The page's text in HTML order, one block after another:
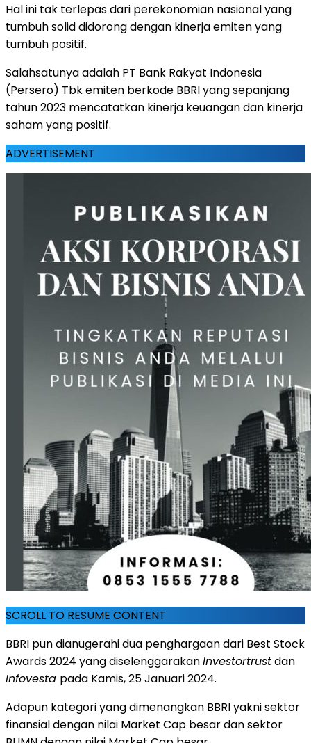
Hal ini tak terlepas dari perekonomian nasional yang
tumbuh solid didorong dengan kinerja emiten yang
tumbuh positif.
Salahsatunya adalah PT Bank Rakyat Indonesia
(Persero) Tbk emiten berkode BBRI yang sepanjang
tahun 2023 mencatatkan kinerja keuangan dan kinerja
saham yang positif.
ADVERTISEMENT
SCROLL TO RESUME CONTENT
BBRI pun dianugerahi dua penghargaan dari Best Stock
Awards 2024 yang diselenggarakanInvestortrustdan
Infovesta pada Kamis, 25 Januari 2024.
Adapun kategori yang dimenangkan BBRI yakni sektor
finansial dengan nilai Market Cap besar dan sektor